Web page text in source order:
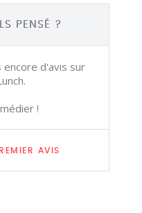
PENSÉ ?
encore d'avis sur
!
AVIS